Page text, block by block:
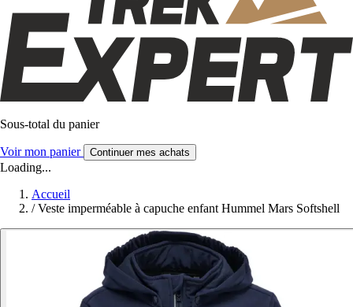
Sous-total du panier
Voir mon panier Continuer mes achats
Loading...
Accueil
/ Veste imperméable à capuche enfant Hummel Mars Softshell